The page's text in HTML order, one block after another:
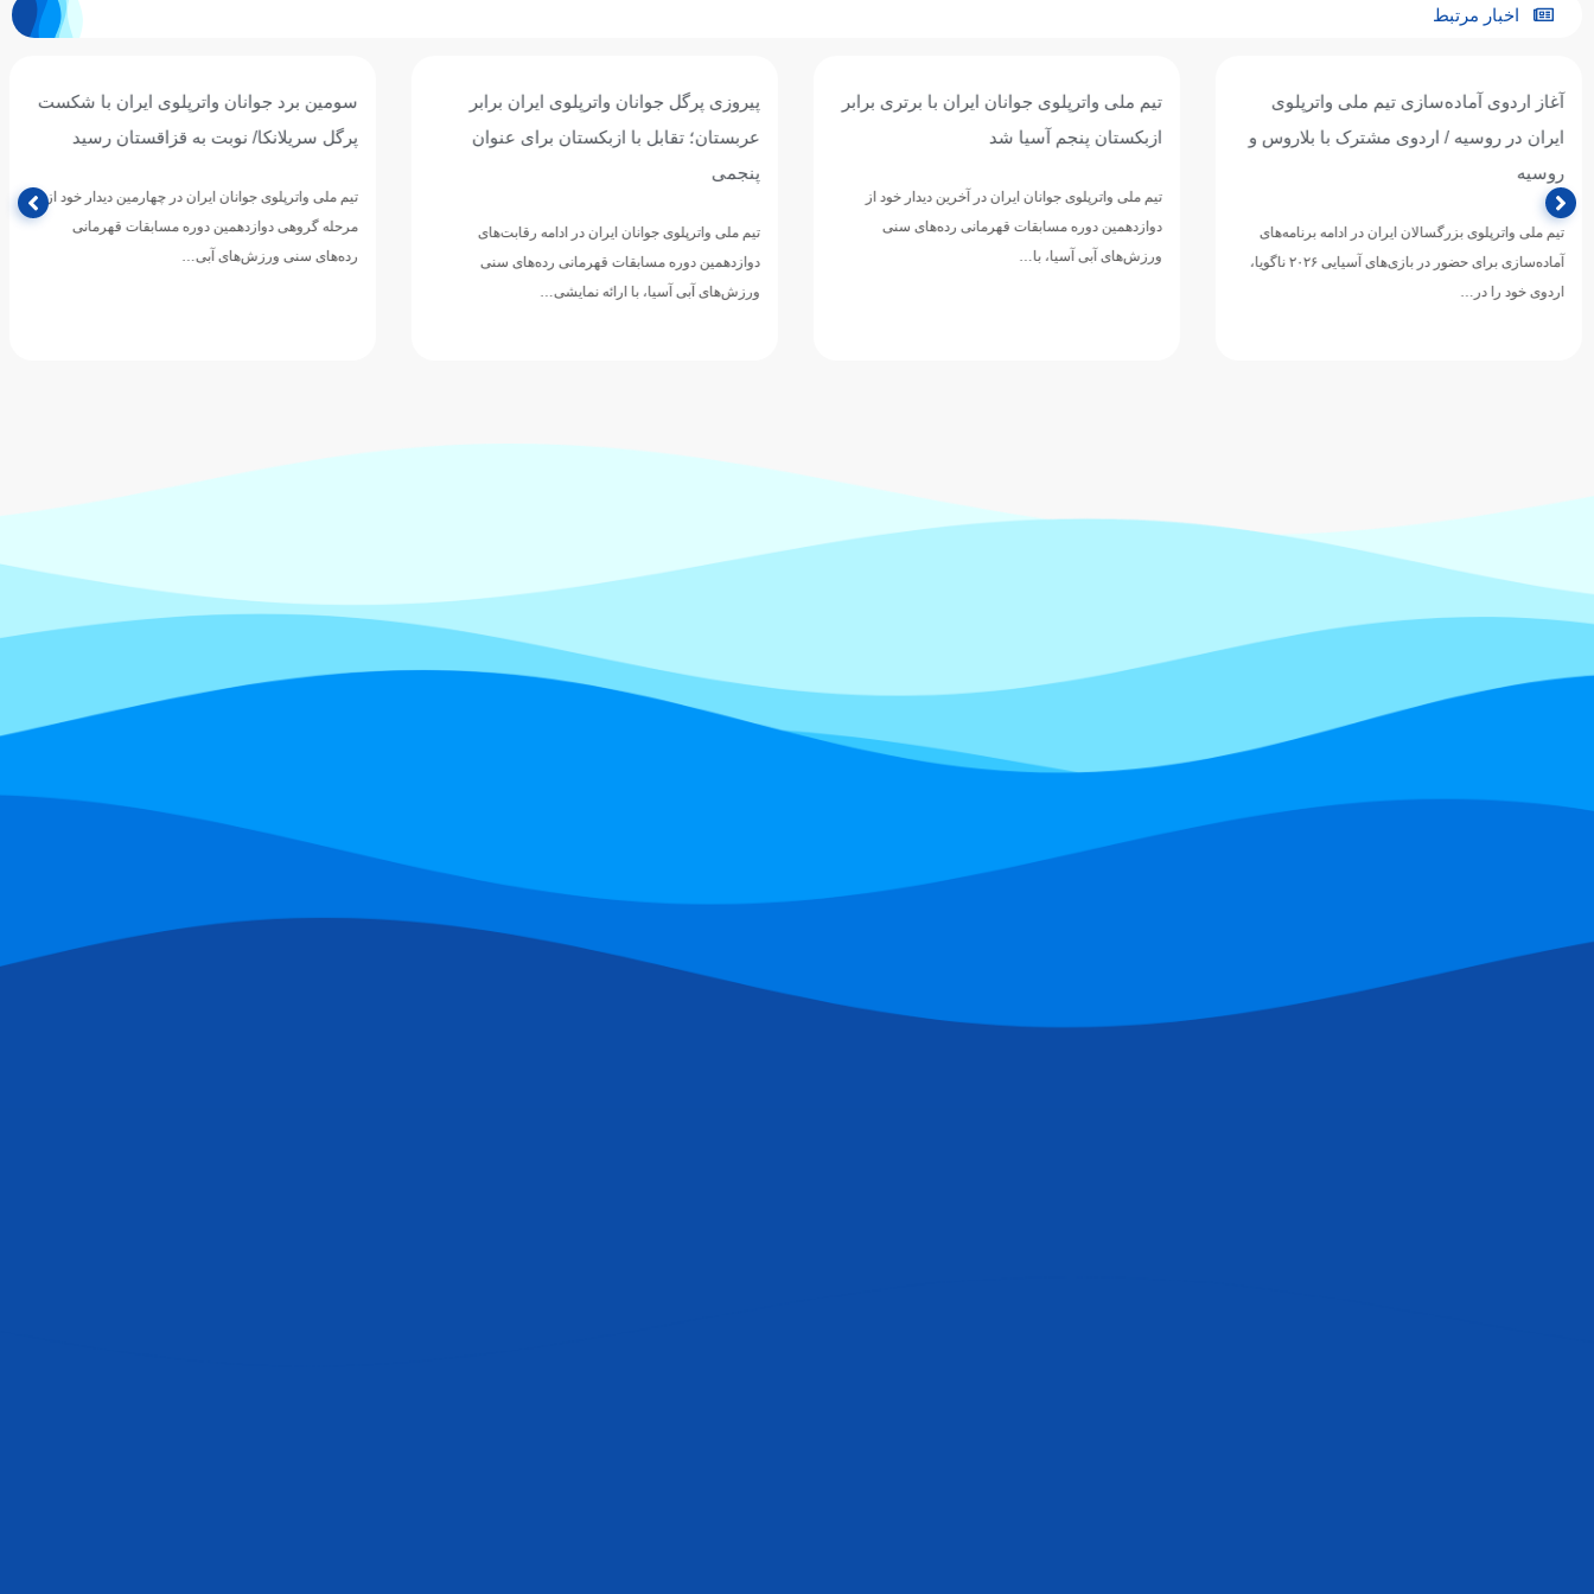
اخبار مرتبط
آغاز اردوی آماده‌سازی تیم ملی واترپلوی
ایران در روسیه / اردوی مشترک با بلاروس و
روسیه
تیم ملی واترپلوی بزرگسالان ایران در ادامه برنامه‌های
آماده‌سازی برای حضور در بازی‌های آسیایی ۲۰۲۶ ناگویا،
اردوی خود را در…
تیم ملی واترپلوی جوانان ایران با برتری برابر
ازبکستان پنجم آسیا شد
تیم ملی واترپلوی جوانان ایران در آخرین دیدار خود از
دوازدهمین دوره مسابقات قهرمانی رده‌های سنی
ورزش‌های آبی آسیا، با…
پیروزی پرگل جوانان واترپلوی ایران برابر
عربستان؛ تقابل با ازبکستان برای عنوان
پنجمی
تیم ملی واترپلوی جوانان ایران در ادامه رقابت‌های
دوازدهمین دوره مسابقات قهرمانی رده‌های سنی
ورزش‌های آبی آسیا، با ارائه نمایشی…
سومین برد جوانان واترپلوی ایران با شکست
پرگل سریلانکا/ نوبت به قزاقستان رسید
تیم ملی واترپلوی جوانان ایران در چهارمین دیدار خود از
مرحله گروهی دوازدهمین دوره مسابقات قهرمانی
رده‌های سنی ورزش‌های آبی…